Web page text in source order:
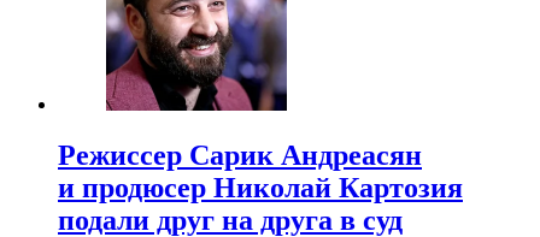
Режиссер Сарик Андреасян
и продюсер Николай Картозия
подали друг на друга в суд